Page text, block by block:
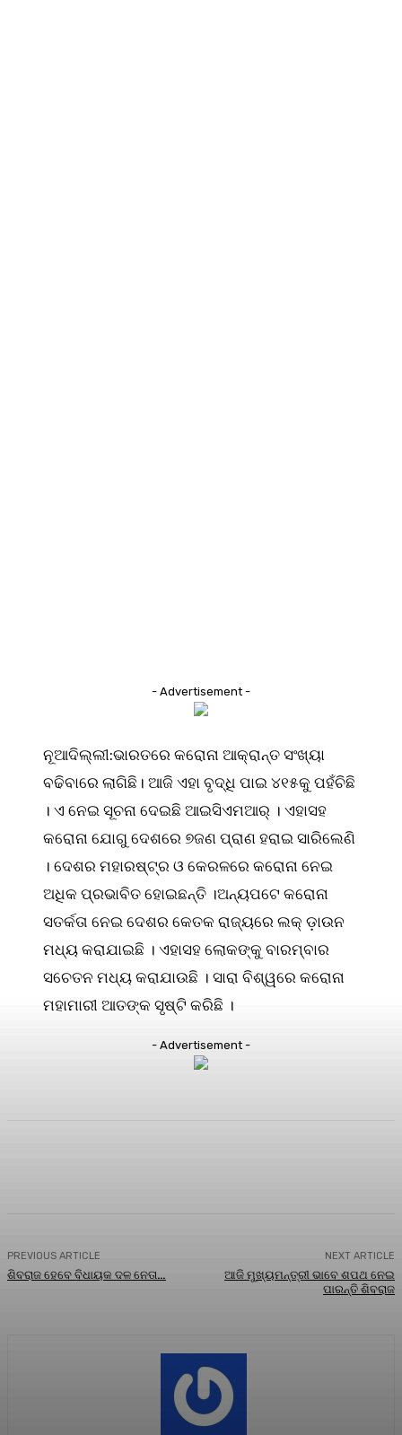
- Advertisement -
ନୂଆଦିଲ୍ଲୀ:ଭାରତରେ କରୋନା ଆକ୍ରାନ୍ତ ସଂଖ୍ୟା
ବଢିବାରେ ଲାଗିଛି। ଆଜି ଏହା ବୃଦ୍ଧି ପାଇ ୪୧୫କୁ ପହଁଚିଛି
। ଏ ନେଇ ସୂଚନା ଦେଇଛି ଆଇସିଏମଆର୍ । ଏହାସହ
କରୋନା ଯୋଗୁ ଦେଶରେ ୭ଜଣ ପ୍ରାଣ ହରାଇ ସାରିଲେଣି
। ଦେଶର ମହାରଷ୍ଟ୍ର ଓ କେରଳରେ କରୋନା ନେଇ
ଅଧିକ ପ୍ରଭାବିତ ହୋଇଛନ୍ତି ।ଅନ୍ୟପଟେ କରୋନା
ସତର୍କତା ନେଇ ଦେଶର କେତକ ରାଜ୍ୟରେ ଲକ୍ ଡ଼ାଉନ
ମଧ୍ୟ କରାଯାଇଛି । ଏହାସହ ଲୋକଙ୍କୁ ବାରମ୍ବାର
ସଚେତନ ମଧ୍ୟ କରାଯାଉଛି । ସାରା ବିଶ୍ୱରେ କରୋନା
ମହାମାରୀ ଆତଙ୍କ ସୃଷ୍ଟି କରିଛି ।
- Advertisement -
PREVIOUS ARTICLE
ଶିବରାଜ ହେବେ ବିଧାୟକ ଦଳ ନେତା…
NEXT ARTICLE
ଆଜି ମୁଖ୍ୟମନ୍ତ୍ରୀ ଭାବେ ଶପଥ ନେଇ
ପାରନ୍ତି ଶିବରାଜ